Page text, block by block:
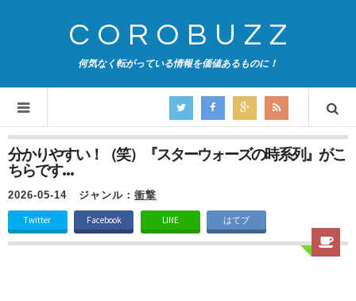
COROBUZZ
何気なく転がっている情報を価値あるものに！
分かりやすい！（笑）『スターウォーズの時系列』がこ
ちらです…
2026-05-14 ジャンル： 衝撃
Twitter Facebook LINE はてブ